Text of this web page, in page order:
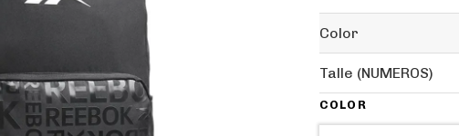
Color
Talle (NUMEROS)
COLOR